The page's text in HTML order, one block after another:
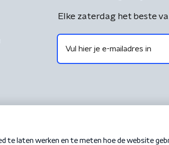
Elke zaterdag het beste